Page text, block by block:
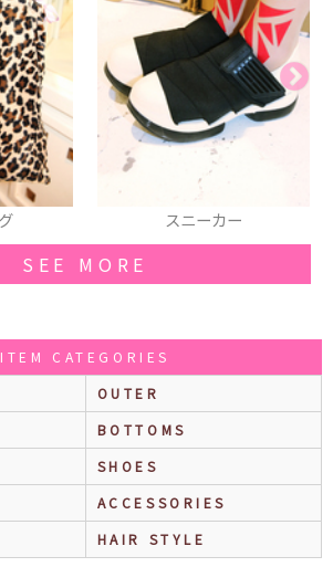
SEE MORE
ITEM CATEGORIES
OUTER
BOTTOMS
SHOES
ACCESSORIES
HAIR STYLE